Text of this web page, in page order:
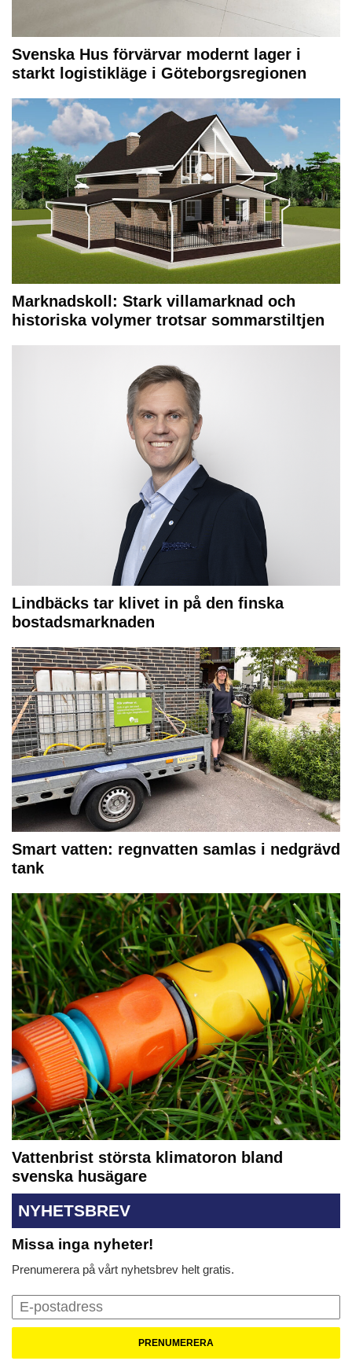
Svenska Hus förvärvar modernt lager i
starkt logistikläge i Göteborgsregionen
Marknadskoll: Stark villamarknad och
historiska volymer trotsar sommarstiltjen
Lindbäcks tar klivet in på den finska
bostadsmarknaden
Smart vatten: regnvatten samlas i nedgrävd
tank
Vattenbrist största klimatoron bland
svenska husägare
NYHETSBREV
Missa inga nyheter!
Prenumerera på vårt nyhetsbrev helt gratis.